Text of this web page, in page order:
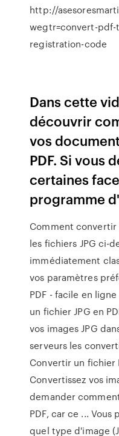
http://
wegtr=convert-pdf-
registration-code
Dans cette
découvrir
vos
PDF. Si vous
certaines
programme
Comment convertir
les fichiers JPG ci-
immédiatement
vos paramètres
PDF - facile en
un fichier JPG en
vos images JPG
serveurs les
Convertir un fichier
Convertissez vos
demander
PDF, car ce ...
quel type d'image